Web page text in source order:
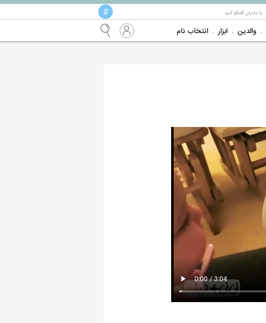
با مادران گفتگو کنید #
والدین ابزار انتخاب نام